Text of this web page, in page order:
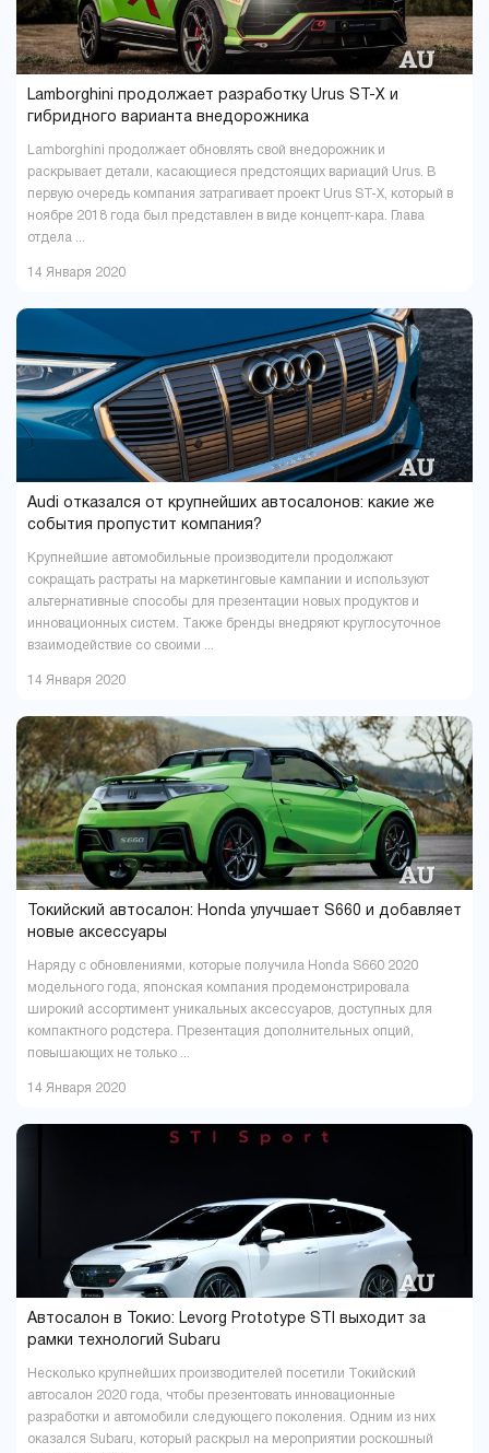
Lamborghini продолжает разработку Urus ST-X и
гибридного варианта внедорожника
Lamborghini продолжает обновлять свой внедорожник и
раскрывает детали, касающиеся предстоящих вариаций Urus. В
первую очередь компания затрагивает проект Urus ST-X, который в
ноябре 2018 года был представлен в виде концепт-кара. Глава
отдела ...
14 Января 2020
Audi отказался от крупнейших автосалонов: какие же
события пропустит компания?
Крупнейшие автомобильные производители продолжают
сокращать растраты на маркетинговые кампании и используют
альтернативные способы для презентации новых продуктов и
инновационных систем. Также бренды внедряют круглосуточное
взаимодействие со своими ...
14 Января 2020
Токийский автосалон: Honda улучшает S660 и добавляет
новые аксессуары
Наряду с обновлениями, которые получила Honda S660 2020
модельного года, японская компания продемонстрировала
широкий ассортимент уникальных аксессуаров, доступных для
компактного родстера. Презентация дополнительных опций,
повышающих не только ...
14 Января 2020
Автосалон в Токио: Levorg Prototype STI выходит за
рамки технологий Subaru
Несколько крупнейших производителей посетили Токийский
автосалон 2020 года, чтобы презентовать инновационные
разработки и автомобили следующего поколения. Одним из них
оказался Subaru, который раскрыл на мероприятии роскошный